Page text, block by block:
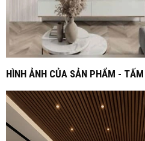
HÌNH ẢNH CỦA SẢN PHẨM -